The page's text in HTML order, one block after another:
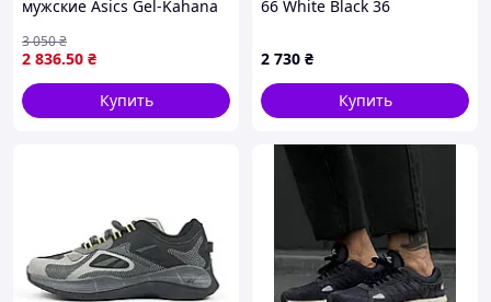
мужские Asics Gel-Kahana
гель кахана ТР нексус
серые серебристые
2 836.50 ₴
3 050₴
Купить
66 White Black 36
2 730 ₴
Купить